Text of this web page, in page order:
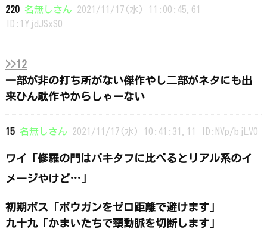
220 名無しさん 2021/11/17(水) 11:00:45.61
ID:1YjdJSxS0
>>12
一部が非の打ち所がない傑作やし二部がネタにも出
来ひん駄作やからしゃーない
15 名無しさん 2021/11/17(水) 10:41:31.11 ID:NVp/bjLV0
ワイ「修羅の門はバキタフに比べるとリアル系のイ
メージやけど…」
初期ボス「ボウガンをゼロ距離で避けます」
九十九「かまいたちで頸動脈を切断します」